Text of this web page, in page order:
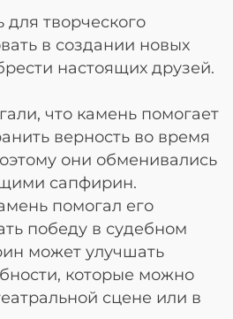
творческого
в создании новых
настоящих друзей.
что камень помогает
верность во время
они обменивались
сапфирин.
помогал его
победу в судебном
может улучшать
которые можно
сцене или в